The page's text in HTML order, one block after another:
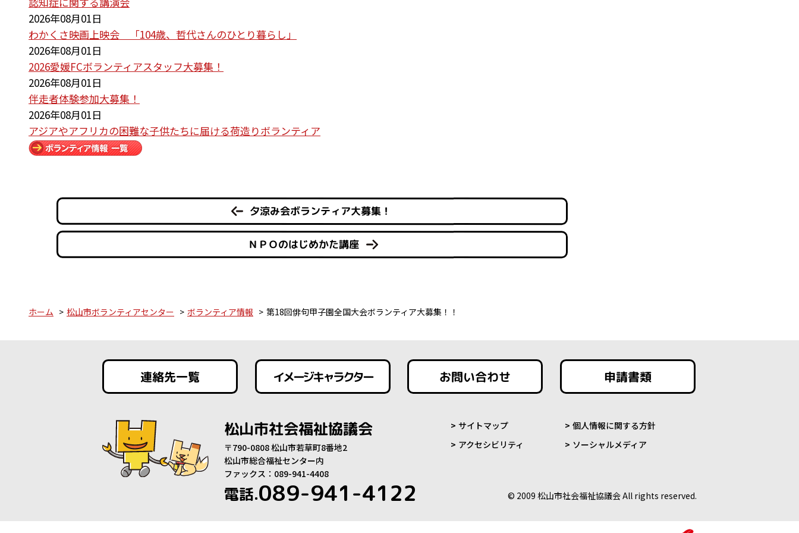
2026年08月01日
わかくさ映画上映会 「104歳、哲代さんのひとり暮らし」
2026年08月01日
2026愛媛FCボランティアスタッフ大募集！
2026年08月01日
伴走者体験参加大募集！
2026年08月01日
アジアやアフリカの困難な子供たちに届ける荷造りボランティア
夕涼み会ボランティア大募集！
ＮＰＯのはじめかた講座
ホーム 松山市ボランティアセンター ボランティア情報 第18回俳句甲子園全国大会ボランティア大募集！！
連絡先一覧 イメージキャラクター お問い合わせ 申請書類
松山市社会福祉協議会
〒790-0808 松山市若草町8番地2
松山市総合福祉センター内
ファックス：089-941-4408
電話.089-941-4122
サイトマップ
個人情報に関する方針
アクセシビリティ
ソーシャルメディア
© 2009 松山市社会福祉協議会 All rights reserved.